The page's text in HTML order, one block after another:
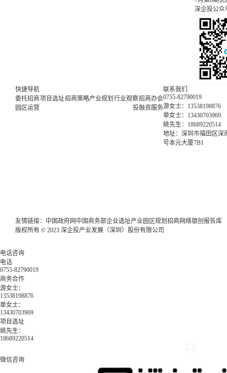
深企投公众
快捷导航
委托招商项目选址招商策略产业规划 行业观察招商办会
园区运营
投融资服务
联系我们
0755-82790019
游女士：13538198876
单女士：13430703969
姚先生：18689220514
地址：深圳市福田区深
号本元大厦7B1
友情链接： 中国政府网 中国商务部企业选址产业园区规划 招商网络银创报告库
版权所有 © 2023 深企投产业发展（深圳）股份有限公司
电话咨询
电话
0755-82790019
商务合作
游女士：
13538198876
单女士：
13430703969
项目选址
姚先生：
18689220514
微信咨询